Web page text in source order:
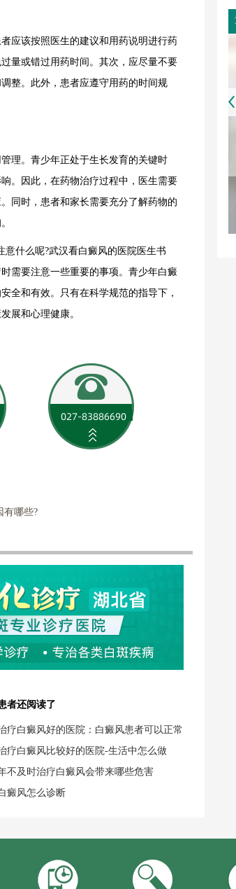
该按照医生的建议和用药说明进行药
量或错过用药时间。其次，应尽量不要
整。此外，患者应遵守用药的时间规
理。青少年正处于生长发育的关键时
。因此，在药物治疗过程中，医生需要
同时，患者和家长需要充分了解药物的
什么呢?武汉看白癜风的医院医生书
需要注意一些重要的事项。青少年白癜
全和有效。只有在科学规范的指导下，
展和心理健康。
有哪些?
者还阅读了
疗白癜风好的医院：白癜风患者可以正常
疗白癜风比较好的医院-生活中怎么做
不及时治疗白癜风会带来哪些危害
癜风怎么诊断